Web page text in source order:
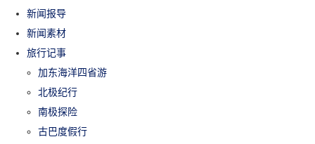
新闻报导
新闻素材
旅行记事
加东海洋四省游
北极纪行
南极探险
古巴度假行